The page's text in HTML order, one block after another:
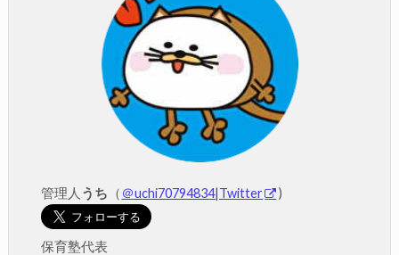
管理人 うち （ ＠uchi70794834|Twitter )
保育塾代表